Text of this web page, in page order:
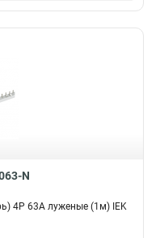
N
4P 63А луженые (1м) IEK